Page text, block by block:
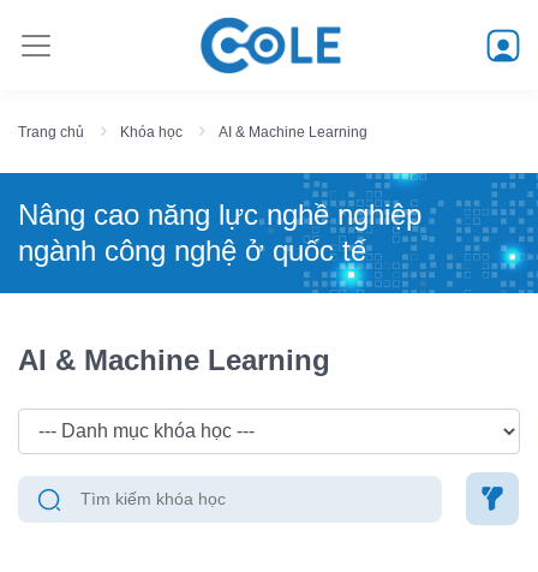
Trang chủ Khóa học AI & Machine Learning
Nâng cao năng lực nghề nghiệp
ngành công nghệ ở quốc tế
AI & Machine Learning